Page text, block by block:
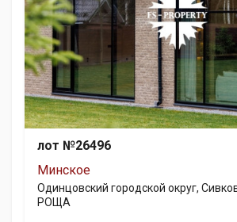
лот №26496
Минское
Одинцовский городской округ,
РОЩА